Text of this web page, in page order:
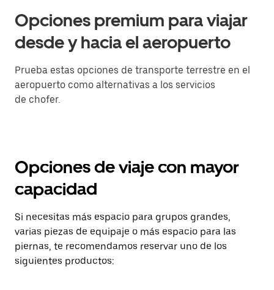
Opciones premium para viajar
desde y hacia el aeropuerto
Prueba estas opciones de transporte terrestre en el
aeropuerto como alternativas a los servicios
de chofer.
Opciones de viaje con mayor
capacidad
Si necesitas más espacio para grupos grandes,
varias piezas de equipaje o más espacio para las
piernas, te recomendamos reservar uno de los
siguientes productos: